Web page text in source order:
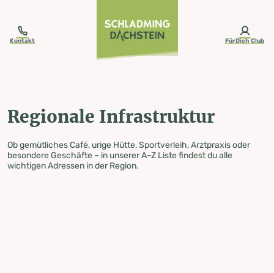
Kontakt FürDich Club
Regionale Infrastruktur
Ob gemütliches Café, urige Hütte, Sportverleih, Arztpraxis oder
besondere Geschäfte – in unserer A–Z Liste findest du alle
wichtigen Adressen in der Region.